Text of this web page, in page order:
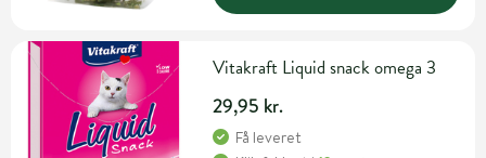
Vitakraft Liquid snack omega 3
29,95 kr.
Få leveret